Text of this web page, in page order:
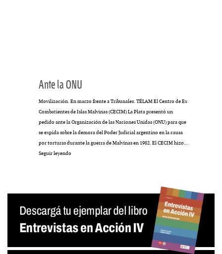
Ante la ONU
Movilización. En marzo frente a Tribunales. TÉLAM El Centro de Ex
Combatientes de Islas Malvinas (CECIM) La Plata presentó un
pedido ante la Organización de las Naciones Unidas (ONU) para que
se expida sobre la demora del Poder Judicial argentino en la causa
por torturas durante la guerra de Malvinas en 1982. El CECIM hizo…
Seguir leyendola